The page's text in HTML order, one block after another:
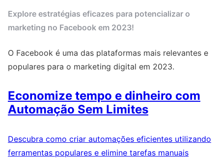
Explore estratégias eficazes para potencializar o
marketing no Facebook em 2023!
O Facebook é uma das plataformas mais relevantes e
populares para o marketing digital em 2023.
Economize tempo e dinheiro com
Automação Sem Limites
Descubra como criar automações eficientes utilizando
ferramentas populares e elimine tarefas manuais